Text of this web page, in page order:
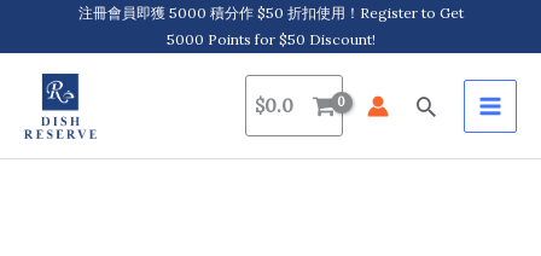
to
content
注冊會員即獲 5000 積分作 $50 折扣使用！Register to Get
5000 Points for $50 Discount!
$0.0 Search